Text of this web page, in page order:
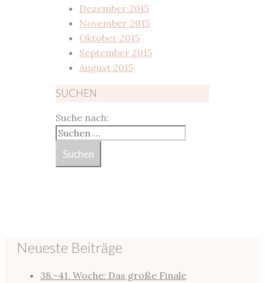
Dezember 2015
November 2015
Oktober 2015
September 2015
August 2015
SUCHEN
Suche nach:
Neueste Beiträge
38.-41. Woche: Das große Finale